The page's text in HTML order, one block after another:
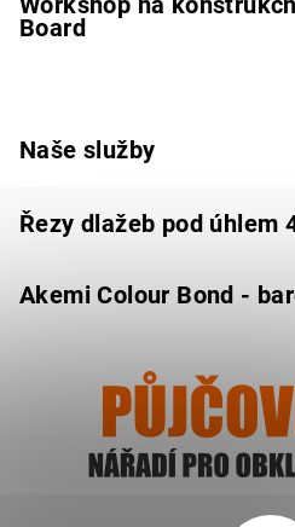
Board
Naše služby
Řezy dlažeb pod úhlem
Akemi Colour Bond -